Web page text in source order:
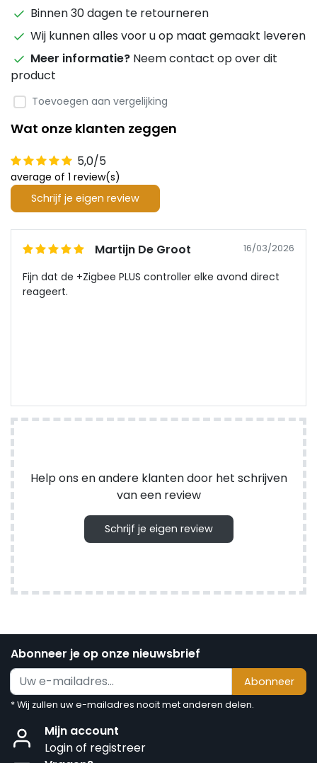
Binnen 30 dagen te retourneren
Wij kunnen alles voor u op maat gemaakt leveren
Meer informatie? Neem contact op over dit
product
Toevoegen aan vergelijking
Wat onze klanten zeggen
5,0/5
average of 1 review(s)
Schrijf je eigen review
Martijn De Groot 16/03/2026
Fijn dat de +Zigbee PLUS controller elke avond direct
reageert.
Help ons en andere klanten door het schrijven
van een review
Schrijf je eigen review
Abonneer je op onze nieuwsbrief
Abonneer
* Wij zullen uw e-mailadres nooit met anderen delen.
Mijn account
Login of registreer